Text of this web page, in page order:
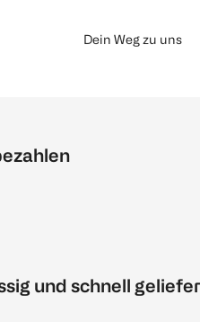
Dein Weg zu uns
und schnell